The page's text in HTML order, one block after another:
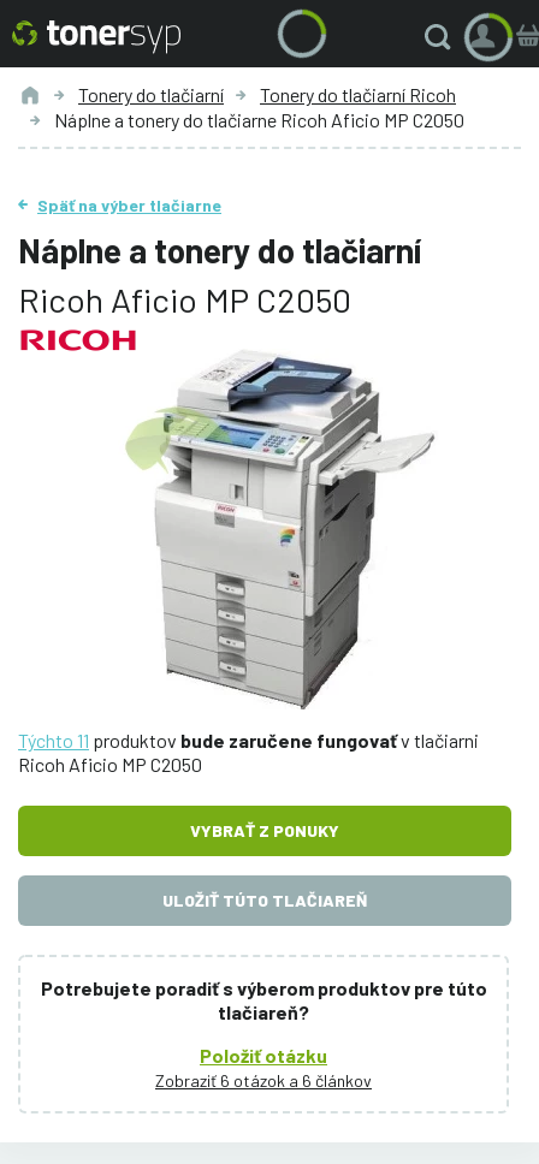
Tonery do tlačiarní
Tonery do tlačiarní Ricoh
Náplne a tonery do tlačiarne Ricoh Aficio MP C2050
Späť na výber tlačiarne
Náplne a tonery do tlačiarní
Ricoh Aficio MP C2050
Týchto 11 produktov bude zaručene fungovaťv tlačiarni
Ricoh Aficio MP C2050
VYBRAŤ Z PONUKY
ULOŽIŤ TÚTO TLAČIAREŇ
Potrebujete poradiť s výberom produktov pre túto
tlačiareň?
Položiť otázku
Zobraziť 6 otázok a 6 článkov